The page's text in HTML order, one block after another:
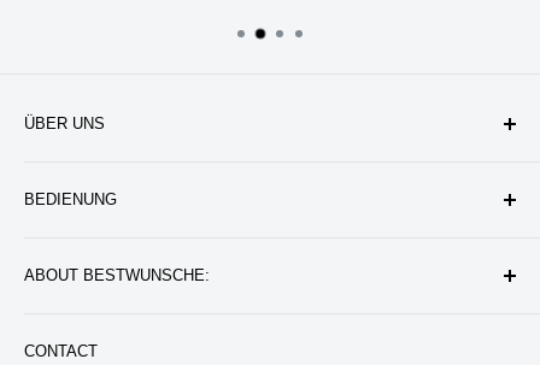
ÜBER UNS
Datenschutzerklärung
Service & Verpflichtung
BEDIENUNG
Versand & Bearbeitung
CONTACT
ABOUT BESTWUNSCHE:
finden, die das Leben besser machen können. Wir werden